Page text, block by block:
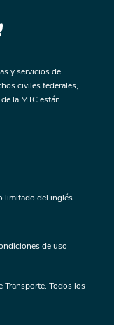
y servicios de
civiles federales,
la MTC están
limitado del inglés
de uso
Todos los